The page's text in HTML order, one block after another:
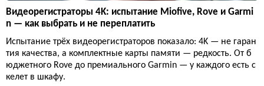
Видеорегистраторы 4K: испытание Miofive, Rove и Garmi
n — как выбрать и не переплатить
Испытание трёх видеорегистраторов показало: 4K — не гаран
тия качества, а комплектные карты памяти — редкость. От б
юджетного Rove до премиального Garmin — у каждого есть с
келет в шкафу.